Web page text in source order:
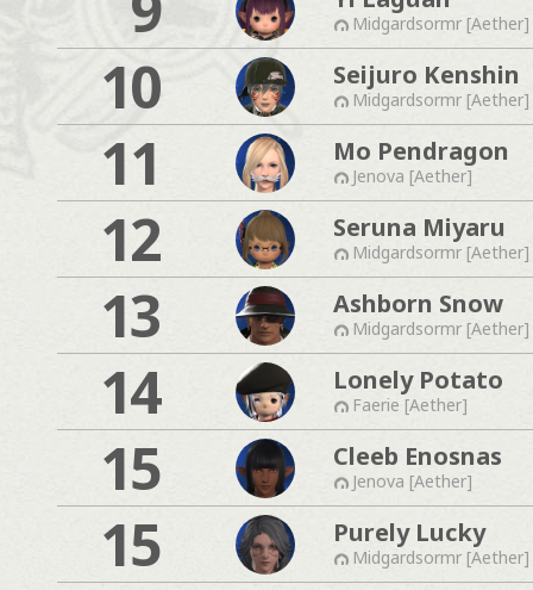
Midgardsormr [Aether]
10 Seijuro Kenshin
Midgardsormr [Aether]
11 Mo Pendragon
Jenova [Aether]
12 Seruna Miyaru
Midgardsormr [Aether]
13 Ashborn Snow
Midgardsormr [Aether]
14 Lonely Potato
Faerie [Aether]
15 Cleeb Enosnas
Jenova [Aether]
15 Purely Lucky
Midgardsormr [Aether]